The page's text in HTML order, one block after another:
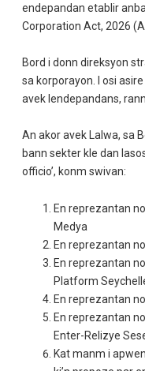
endepandan etablir
Corporation Act, 2026
Bord i donn direksyon
sa korporayon. I osi
avek lendepandans,
An akor avek Lalwa, sa
bann sekter kle dan
officio’, konm swivan:
En reprezantan
Medya
En reprezantan
En reprezantan
Platform
En reprezantan
En reprezantan
Enter-Relizye
Kat manm i